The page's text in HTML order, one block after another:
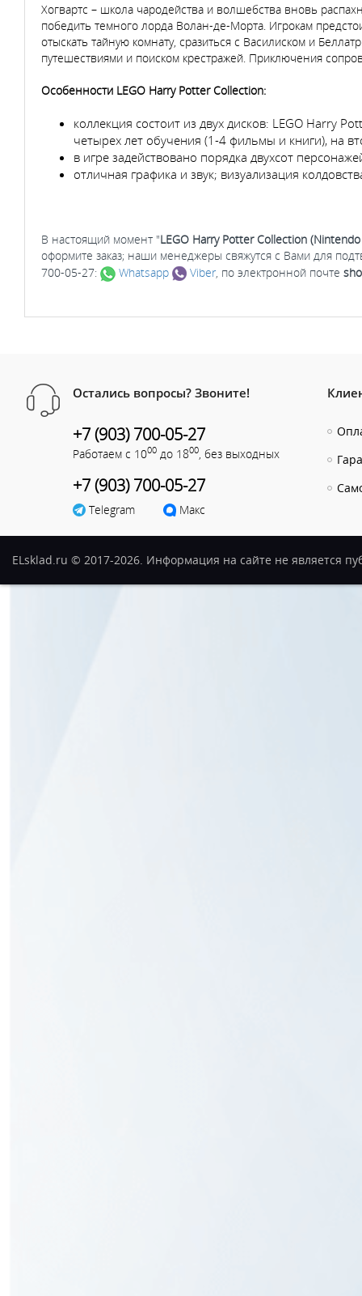
Хогвартс – школа чародейства и волшебства вновь
победить темного лорда Волан-де-Морта. Игрокам
отыскать тайную комнату, сразиться с Василиском и
путешествиями и поиском крестражей. Приключения
Особенности LEGO Harry PotterCollection:
коллекция состоит из двух дисков: LEGO Harry
четырех лет обучения (1-4 фильмы и книги), на
в игре задействовано порядка двухсот
отличная графика и звук; визуализация
В настоящий момент "LEGO Harry Potter Collection
оформите заказ; наши менеджеры свяжутся с Вами для
700-05-27:
Whatsapp Viber, по электронной почте
Остались вопросы? Звоните!
+7 (903) 700-05-27
Работаем с 1000 до 1800 , без выходных
+7 (903) 700-05-27
Telegram Макс
ELsklad.ru © 2017-2026. Информация на сайте не является